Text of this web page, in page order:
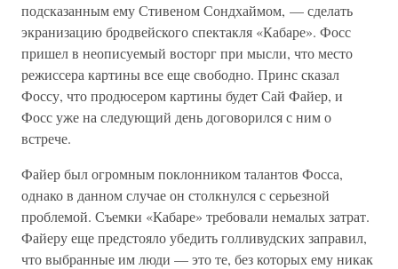
подсказанным ему Стивеном Сондхаймом, — сделать
экранизацию бродвейского спектакля «Кабаре». Фосс
пришел в неописуемый восторг при мысли, что место
режиссера картины все еще свободно. Принс сказал
Фоссу, что продюсером картины будет Сай Файер, и
Фосс уже на следующий день договорился с ним о
встрече.
Файер был огромным поклонником талантов Фосса,
однако в данном случае он столкнулся с серьезной
проблемой. Съемки «Кабаре» требовали немалых затрат.
Файеру еще предстояло убедить голливудских заправил,
что выбранные им люди — это те, без которых ему никак